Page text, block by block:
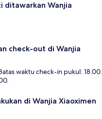
ditawarkan Wanjia
check-out di Wanjia
waktu check-in pukul: 18.00.
di Wanjia Xiaoximen